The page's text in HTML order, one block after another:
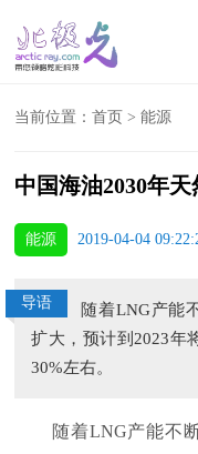
当前位置：首页 >能源
中国海油2030年
能源 2019-04-04
导语
随着LNG产能
扩大，预计到2023年
30%左右。
随着LNG产能不断